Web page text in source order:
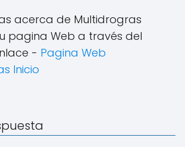
acerca de Multidrogras
pagina Web a través del
- Pagina Web
Inicio